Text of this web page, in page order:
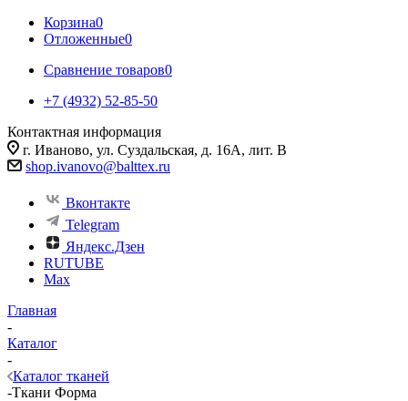
Корзина0
Отложенные0
Сравнение товаров0
+7 (4932) 52-85-50
Контактная информация
г. Иваново, ул. Суздальская, д. 16А, лит. В
shop.ivanovo@balttex.ru
Вконтакте
Telegram
Яндекс.Дзен
RUTUBE
Max
Главная
-
Каталог
-
Каталог тканей
-Ткани Форма